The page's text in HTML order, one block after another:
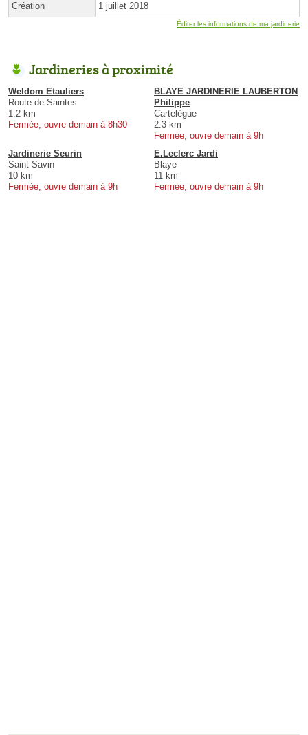
Création 1 juillet 2018
Éditer les informations de ma jardinerie
Jardineries à proximité
Weldom Etauliers
Route de Saintes
1.2 km
Fermée, ouvre demain à 8h30
BLAYE JARDINERIE LAUBERTON
Philippe
Cartelègue
2.3 km
Fermée, ouvre demain à 9h
Jardinerie Seurin
Saint-Savin
10 km
Fermée, ouvre demain à 9h
E.Leclerc Jardi
Blaye
11 km
Fermée, ouvre demain à 9h